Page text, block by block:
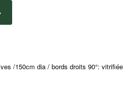
/150cm dia / bords droits 90°: vitrifiée